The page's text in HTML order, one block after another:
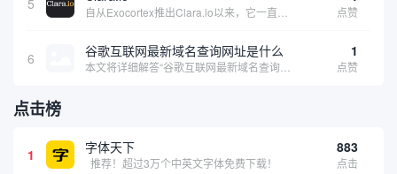
5 点赞
6 谷歌互联网最新域名查询网址是什么 1
点赞
点击榜
1 字体天下
推荐！超过3万个中英文字体免费下载！
883
点击